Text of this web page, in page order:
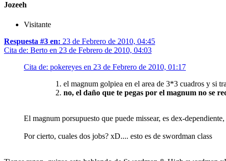
Jozeeh
Visitante
Respuesta #3 en: 23 de Febrero de 2010, 04:45
Cita de: Berto en 23 de Febrero de 2010, 04:03
Cita de: pokereyes en 23 de Febrero de 2010, 01:17
el magnum golpiea en el area de 3*3 cuadros y si
no, el daño que te pegas por el magnum no se
El magnum porsupuesto que puede missear, es dex-
Por cierto, cuales dos jobs? xD.... esto es de swordman class